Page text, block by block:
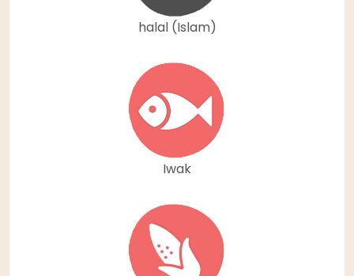
halal (Islam)
Iwak